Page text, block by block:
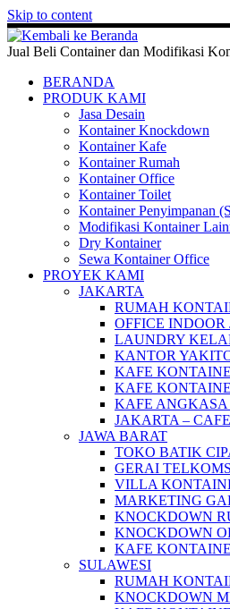
Skip to content
Jual Beli Container dan Modifikasi
BERANDA
PRODUK KAMI
Jasa Desain
Kontainer Knockdown
Kontainer Kafe
Kontainer Rumah
Kontainer Office
Kontainer Toilet
Kontainer Penyimpanan
Modifikasi Kontainer
Dry Kontainer
Sewa Kontainer Office
PROYEK KAMI
JAKARTA
RUMAH
OFFICE
LAUNDRY
KANTOR
KAFE
KAFE
KAFE ANGKASA
JAKARTA –
JAWA BARAT
TOKO BATIK
GERAI
VILLA
MARKETING
KNOCKDOWN
KNOCKDOWN
KAFE
SULAWESI
RUMAH
KNOCKDOWN